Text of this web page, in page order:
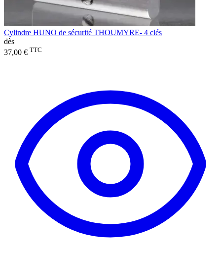
Cylindre HUNO de sécurité THOUMYRE- 4 clés
dès
37,00 € TTC